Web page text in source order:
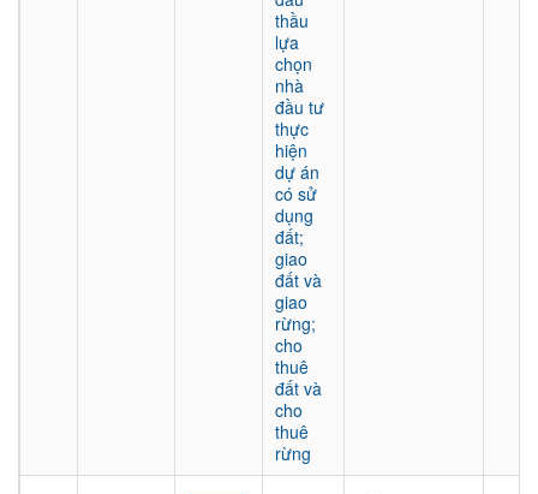
thầu
lựa
chọn
nhà
đầu tư
thực
hiện
dự án
có sử
dụng
đất;
giao
đất và
giao
rừng;
cho
thuê
đất và
cho
thuê
rừng